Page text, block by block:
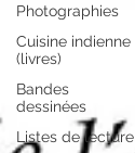
Photographies
Cuisine indienne
(livres)
Bandes
dessinées
Listes de lecture